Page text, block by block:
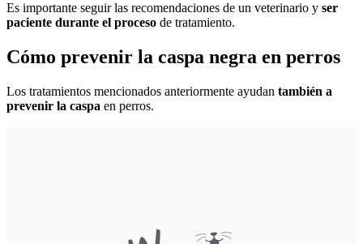
Es importante seguir las recomendaciones de un veterinario y ser
paciente durante el proceso de tratamiento.
Cómo prevenir la caspa negra en perros
Los tratamientos mencionados anteriormente ayudan también a
prevenir la caspa en perros.